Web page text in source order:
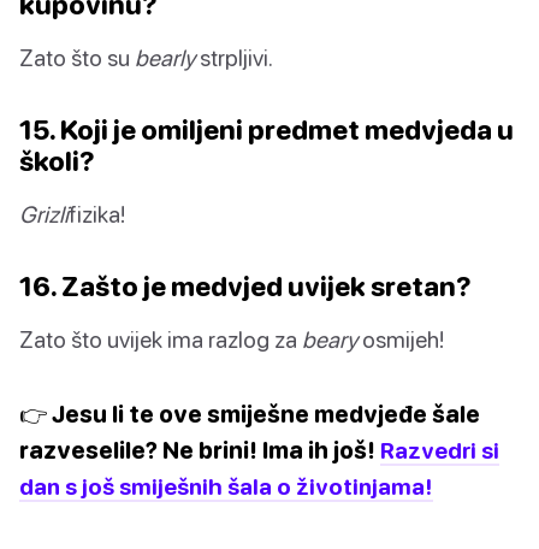
Zato što su bearlystrpljivi.
15. Koji je omiljeni predmet medvjeda u
školi?
Grizlifizika!
16. Zašto je medvjed uvijek sretan?
Zato što uvijek ima razlog za bearyosmijeh!
👉 Jesu li te ove smiješne medvjeđe šale
razveselile? Ne brini! Ima ih još! Razvedri si
dan s još smiješnih šala o životinjama!